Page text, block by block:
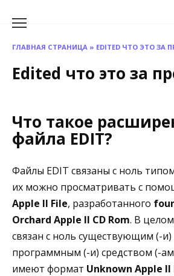
ГЛАВНАЯ СТРАНИЦА » EDITED ЧТО ЭТО ЗА
Edited что это за
Что такое
файла EDIT?
Файлы EDIT связаны с ноль
их можно просматривать с
Apple II File, разработанного
Orchard Apple II CD Rom. В
связан с ноль существующим (-
программным (-и) средством (-
имеют формат Unknown Apple II